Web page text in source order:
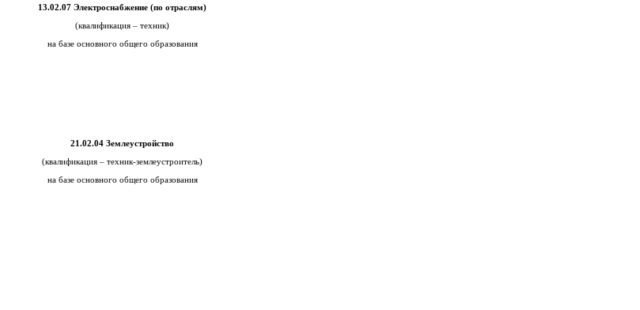
13.02.07 Электроснабжение (по отраслям)
(квалификация – техник)
на базе основного общего образования
21.02.04 Землеустройство
(квалификация – техник-землеустроитель)
на базе основного общего образования